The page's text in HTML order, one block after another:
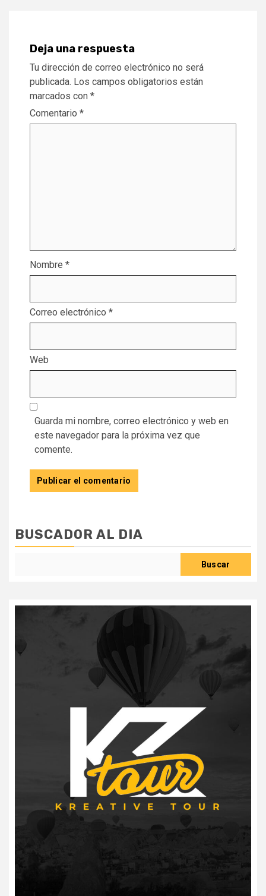
Deja una respuesta
Tu dirección de correo electrónico no será
publicada. Los campos obligatorios están
marcados con *
Comentario *
Nombre *
Correo electrónico *
Web
Guarda mi nombre, correo electrónico y web en
este navegador para la próxima vez que
comente.
BUSCADOR AL DIA
Buscar